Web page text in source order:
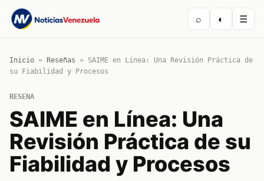
⌕ ◐ ☰
Inicio » Reseñas » SAIME en Línea: Una Revisión Práctica de
su Fiabilidad y Procesos
RESENA
SAIME en Línea: Una
Revisión Práctica de su
Fiabilidad y Procesos